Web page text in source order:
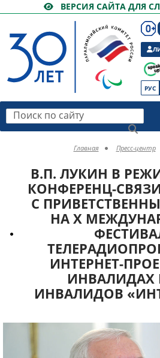
ВЕРСИЯ САЙТА ДЛЯ
РУС
Поиск по сайту
Главная Пресс-центр
В.П. ЛУКИН В
КОНФЕРЕНЦ-
С
НА X
ИНТЕРНЕТ-
ИНВАЛИДАХ
ИНВАЛИДОВ